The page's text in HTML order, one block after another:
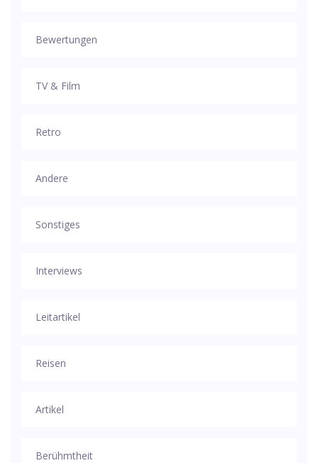
Bewertungen
TV & Film
Retro
Andere
Sonstiges
Interviews
Leitartikel
Reisen
Artikel
Berühmtheit